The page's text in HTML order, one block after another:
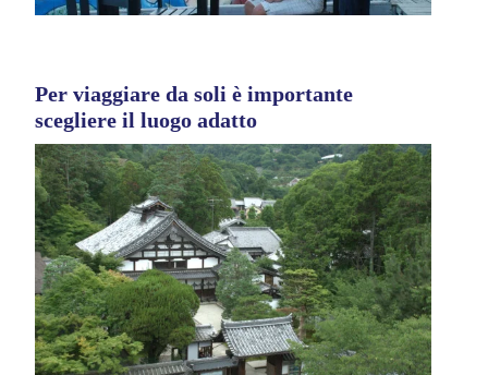
Per viaggiare da soli è importante
scegliere il luogo adatto